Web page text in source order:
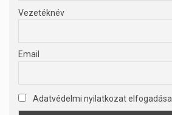
Vezetéknév
Email
Adatvédelmi nyilatkozat elfogadása